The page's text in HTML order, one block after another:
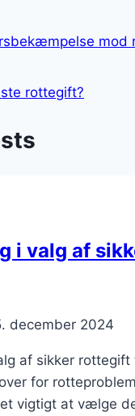
mod
rottegift?
i valg af
december 2024
af sikker rottegift
for
vigtigt at vælge